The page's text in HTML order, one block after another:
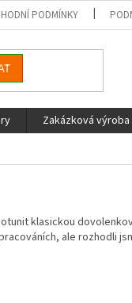
PODMÍNKY
Zakázková výroba
klasickou
ale rozhodli